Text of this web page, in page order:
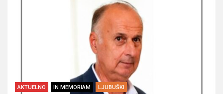
AKTUELNO IN MEMORIAM LJUBUŠKI